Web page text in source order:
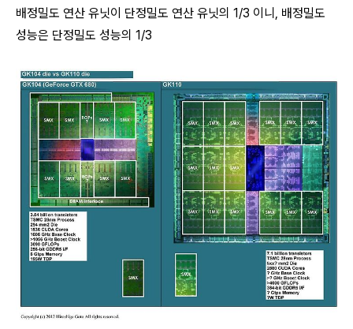
배정밀도 연산 유닛이 단정밀도 연산 유닛의 1/3 이니, 배정밀도
성능은 단정밀도 성능의 1/3